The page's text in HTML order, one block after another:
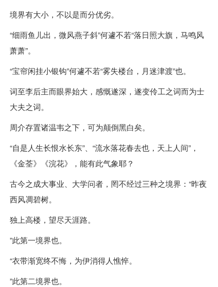
境界有大小，不以是而分优劣。
“细雨鱼儿出，微风燕子斜”何遽不若“落日照大旗，马鸣风
萧萧”。
“宝帘闲挂小银钩”何遽不若“雾失楼台，月迷津渡”也。
词至李后主而眼界始大，感慨遂深，遂变伶工之词而为士
大夫之词。
周介存置诸温韦之下，可为颠倒黑白矣。
“自是人生长恨水长东”、“流水落花春去也，天上人间”，
《金荃》《浣花》，能有此气象耶？
古今之成大事业、大学问者，罔不经过三种之境界：“昨夜
西风凋碧树。
独上高楼，望尽天涯路。
”此第一境界也。
“衣带渐宽终不悔，为伊消得人憔悴。
”此第二境界也。